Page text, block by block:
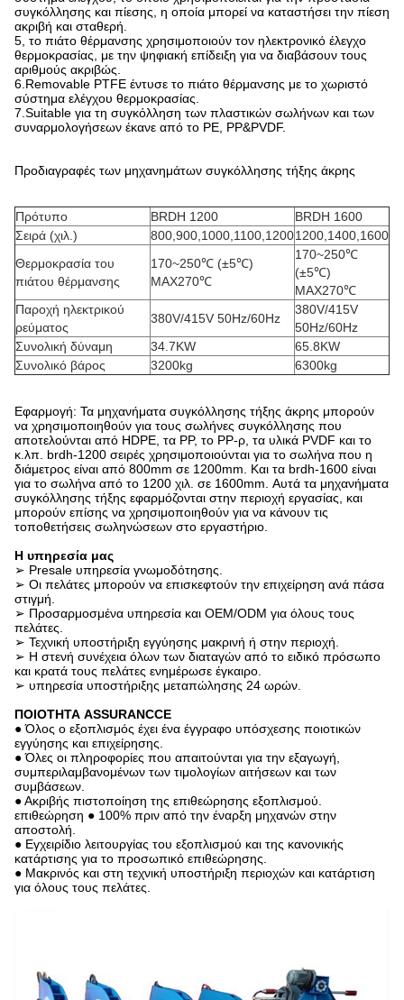
συγκόλλησης και πίεσης, η οποία μπορεί να καταστήσει την πίεση
ακριβή και σταθερή.
5, το πιάτο θέρμανσης χρησιμοποιούν τον ηλεκτρονικό έλεγχο
θερμοκρασίας, με την ψηφιακή επίδειξη για να διαβάσουν τους
αριθμούς ακριβώς.
6.Removable PTFE έντυσε το πιάτο θέρμανσης με το χωριστό
σύστημα ελέγχου θερμοκρασίας.
7.Suitable για τη συγκόλληση των πλαστικών σωλήνων και των
συναρμολογήσεων έκανε από το PE, PP&PVDF.
Προδιαγραφές των μηχανημάτων συγκόλλησης τήξης άκρης
Πρότυπο BRDH 1200
BRDH 1600
Σειρά (χιλ.)
800,900,1000,1100,12001200,1400,1600
Θερμοκρασία του
πιάτου θέρμανσης
170~250℃ (±5℃)
MAX270℃
170~250℃
(±5℃)
MAX270℃
Παροχή ηλεκτρικού
ρεύματος
380V/415V 50Hz/60Hz
380V/415V
50Hz/60Hz
Συνολική δύναμη
34.7KW
65.8KW
Συνολικό βάρος
3200kg 6300kg
Εφαρμογή: Τα μηχανήματα συγκόλλησης τήξης άκρης μπορούν
να χρησιμοποιηθούν για τους σωλήνες συγκόλλησης που
αποτελούνται από HDPE, τα PP, το PP-ρ, τα υλικά PVDF και το
κ.λπ. brdh-1200 σειρές χρησιμοποιούνται για το σωλήνα που η
διάμετρος είναι από 800mm σε 1200mm. Και τα brdh-1600 είναι
για το σωλήνα από το 1200 χιλ. σε 1600mm. Αυτά τα μηχανήματα
συγκόλλησης τήξης εφαρμόζονται στην περιοχή εργασίας, και
μπορούν επίσης να χρησιμοποιηθούν για να κάνουν τις
τοποθετήσεις σωληνώσεων στο εργαστήριο.
Η υπηρεσία μας
➢ Presale υπηρεσία γνωμοδότησης.
➢ Οι πελάτες μπορούν να επισκεφτούν την επιχείρηση ανά πάσα
στιγμή.
➢ Προσαρμοσμένα υπηρεσία και OEM/ODM για όλους τους
πελάτες.
➢ Τεχνική υποστήριξη εγγύησης μακρινή ή στην περιοχή.
➢ Η στενή συνέχεια όλων των διαταγών από το ειδικό πρόσωπο
και κρατά τους πελάτες ενημέρωσε έγκαιρο.
➢ υπηρεσία υποστήριξης μεταπώλησης 24 ωρών.
ΠΟΙΟΤΗΤΑ ASSURANCCE
● Όλος ο εξοπλισμός έχει ένα έγγραφο υπόσχεσης ποιοτικών
εγγύησης και επιχείρησης.
● Όλες οι πληροφορίες που απαιτούνται για την εξαγωγή,
συμπεριλαμβανομένων των τιμολογίων αιτήσεων και των
συμβάσεων.
● Ακριβής πιστοποίηση της επιθεώρησης εξοπλισμού.
επιθεώρηση ● 100% πριν από την έναρξη μηχανών στην
αποστολή.
● Εγχειρίδιο λειτουργίας του εξοπλισμού και της κανονικής
κατάρτισης για το προσωπικό επιθεώρησης.
● Μακρινός και στη τεχνική υποστήριξη περιοχών και κατάρτιση
για όλους τους πελάτες.